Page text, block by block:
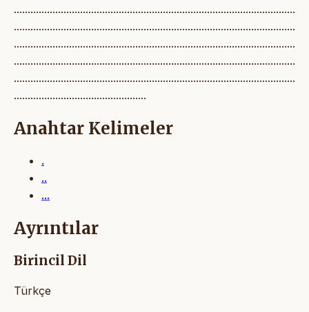
......................................................................................................
......................................................................................................
......................................................................................................
......................................................................................................
......................................................................................................
................................................
Anahtar Kelimeler
.
..
...
Ayrıntılar
Birincil Dil
Türkçe